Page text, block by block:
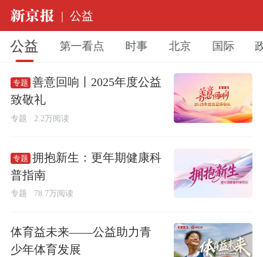
| 公益
公益 第一看点 时事 北京 国际
专题 善意回响丨2025年度公益
致敬礼
专题 2.2万阅读
专题 拥抱新生：更年期健康科
普指南
专题 78.7万阅读
体育益未来——公益助力青
少年体育发展